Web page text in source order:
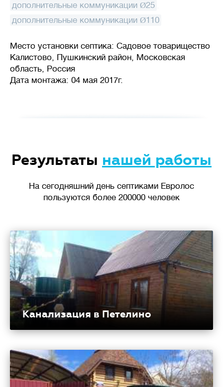
дополнительные коммуникации Ø25
дополнительные коммуникации Ø110
Место установки септика: Садовое товарищество
Калистово, Пушкинский район, Московская
область, Россия
Дата монтажа: 04 мая 2017г.
Результаты нашей работы
На сегодняшний день септиками Евролос
пользуются более 200000 человек
Канализация в Петелино